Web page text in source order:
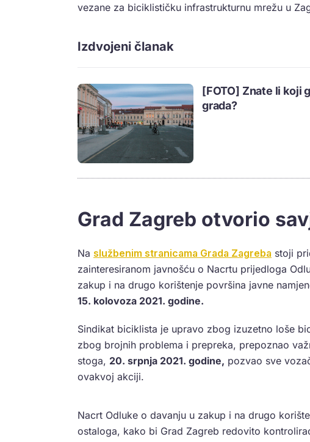
vezane za biciklističku infrastrukturnu mrežu u
Izdvojeni članak
[FOTO] Znate li koji
grada?
Grad Zagreb otvorio
Na službenim stranicama Grada Zagreba stoji
zainteresiranom javnošću o Nacrtu prijedloga
zakup i na drugo korištenje površina javne
15. kolovoza 2021. godine.
Sindikat biciklista je upravo zbog izuzetno loše
zbog brojnih problema i prepreka, prepoznao
stoga, 20. srpnja 2021. godine, pozvao sve
ovakvoj akciji.
Nacrt Odluke o davanju u zakup i na drugo
ostaloga, kako bi Grad Zagreb redovito